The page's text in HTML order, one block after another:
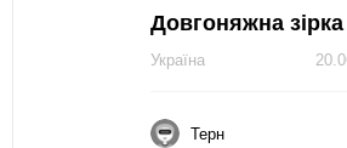
Довгоняжна зірка
Україна
Терн